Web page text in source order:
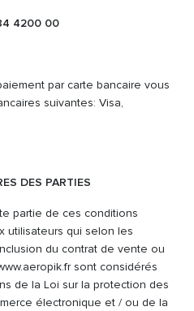
4200 00
par carte bancaire vous
suivantes: Visa,
DES PARTIES
partie de ces conditions
utilisateurs qui selon les
du contrat de vente ou
sont considérés
de la Loi sur la protection des
électronique et / ou de la